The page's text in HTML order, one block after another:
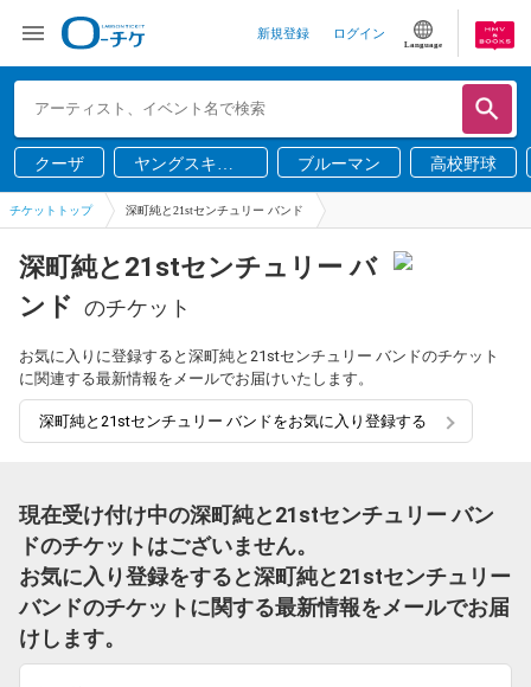
新規登録 ログイン
Language
クーザ
ヤングスキニ
ー
ブルーマン 高校野球
チケットトップ 深町純と21stセンチュリー バンド
深町純と21stセンチュリー バ
ンド のチケット
お気に入りに登録すると深町純と21stセンチュリー バンドのチケット
に関連する最新情報をメールでお届けいたします。
深町純と21stセンチュリー バンドをお気に入り登録する
現在受け付け中の深町純と21stセンチュリー バン
ドのチケットはございません。
お気に入り登録をすると深町純と21stセンチュリー
バンドのチケットに関する最新情報をメールでお届
けします。